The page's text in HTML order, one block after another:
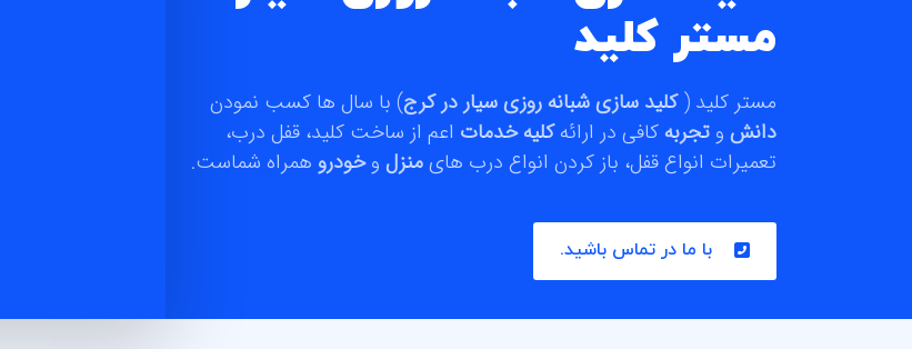
مستر کلید
مستر کلید (کلید سازی شبانه روزی سیار در کرج) با سال ها کسب نمودن
دانش و تجربهکافی در ارائهکلیه خدمات اعم از ساخت کلید، قفل درب،
تعمیرات انواع قفل، باز کردن انواع درب هایمنزل وخودرو همراه شماست.
با ما در تماس باشید.